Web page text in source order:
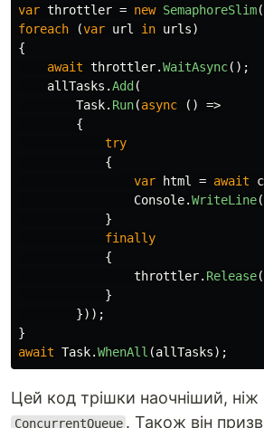
var throttler = new SemaphoreSlim(
foreach
(var url in urls)
{
await throttler.WaitAsync();
allTasks .Add (
Task. Run(async ()
=>
{
try
{
var
html = await
Console.WriteLine(
}
finally
{
throttler. Release
}
}));
}
await Task.WhenAll (allTasks);
Цей код трішки наочніший, ніж
ConcurrentQueue . Також він